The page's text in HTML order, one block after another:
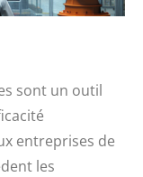
sont un outil
entreprises de
les